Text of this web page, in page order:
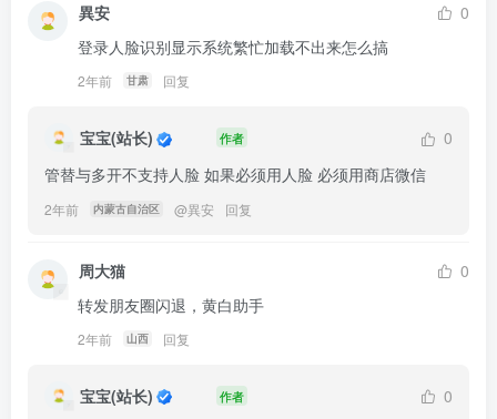
異安
0
登录人脸识别显示系统繁忙加载不出来怎么搞
2年前 甘肃 回复
宝宝(站长) 作者
0
管替与多开不支持人脸 如果必须用人脸 必须用商店微信
2年前 内蒙古自治区 @異安 回复
周大猫
0
转发朋友圈闪退，黄白助手
2年前 山西 回复
宝宝(站长) 作者
0